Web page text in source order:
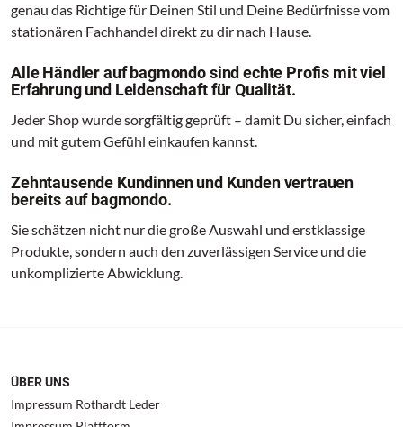
genau das Richtige für Deinen Stil und Deine Bedürfnisse vom
stationären Fachhandel direkt zu dir nach Hause.
Alle Händler auf bagmondo sind echte Profis mit viel
Erfahrung und Leidenschaft für Qualität.
Jeder Shop wurde sorgfältig geprüft – damit Du sicher, einfach
und mit gutem Gefühl einkaufen kannst.
Zehntausende Kundinnen und Kunden vertrauen
bereits auf bagmondo.
Sie schätzen nicht nur die große Auswahl und erstklassige
Produkte, sondern auch den zuverlässigen Service und die
unkomplizierte Abwicklung.
ÜBER UNS
Impressum Rothardt Leder